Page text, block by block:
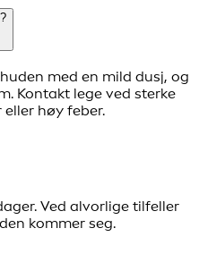
med en mild dusj, og
Kontakt lege ved sterke
høy feber.
Ved alvorlige tilfeller
kommer seg.